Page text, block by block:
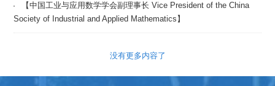
【中国工业与应用数学学会副理事长 Vice President of the China
Society of Industrial and Applied Mathematics】
没有更多内容了